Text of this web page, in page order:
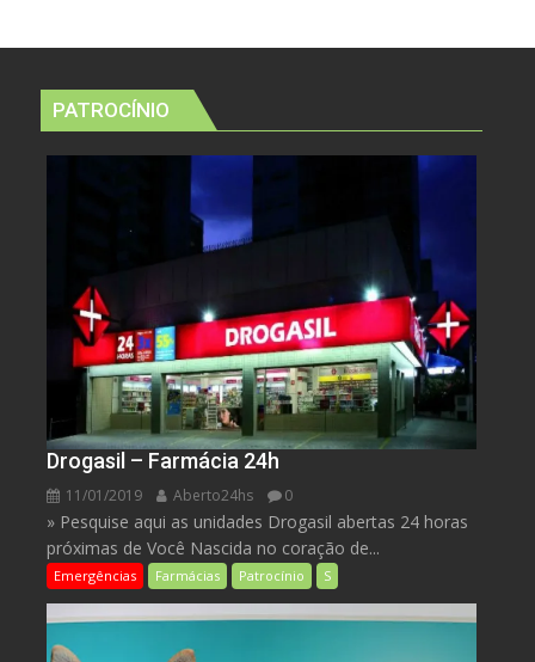
PATROCÍNIO
Drogasil – Farmácia 24h
11/01/2019 Aberto24hs 0
» Pesquise aqui as unidades Drogasil abertas 24 horas
próximas de Você Nascida no coração de...
Emergências Farmácias Patrocínio S